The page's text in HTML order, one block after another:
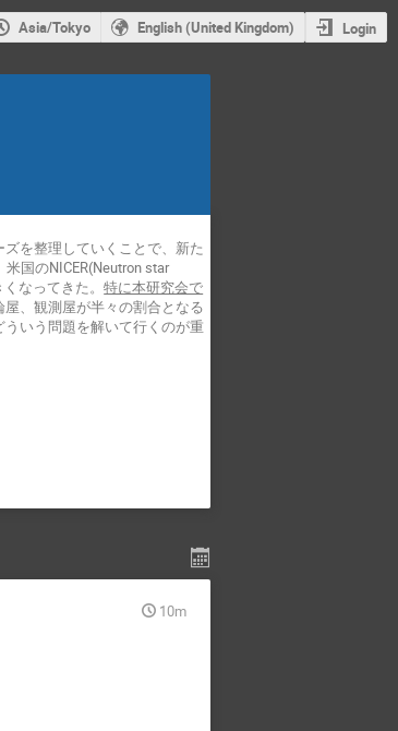
Asia/Tokyo English (United Kingdom) Login
を整理していくことで、新た
国のNICER(Neutron star
くなってきた。特に本研究会で
屋、観測屋が半々の割合となる
いう問題を解いて行くのが重
10m